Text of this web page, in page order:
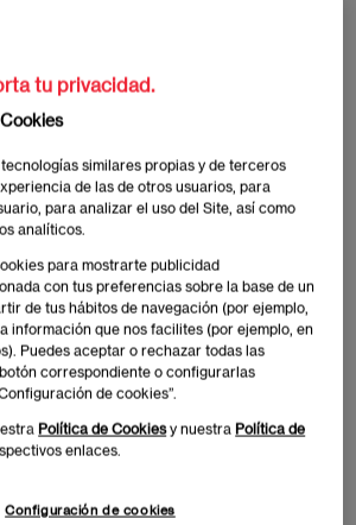
tu privacidad.
similares propias y de terceros
de las de otros usuarios, para
para analizar el uso del Site, así como
analíticos.
para mostrarte publicidad
con tus preferencias sobre la base de un
de tus hábitos de navegación (por ejemplo,
información que nos facilites (por ejemplo, en
Puedes aceptar o rechazar todas las
correspondiente o configurarlas
de cookies”.
Política de Cookiesy nuestra Política de
enlaces.
Configuración de cookies